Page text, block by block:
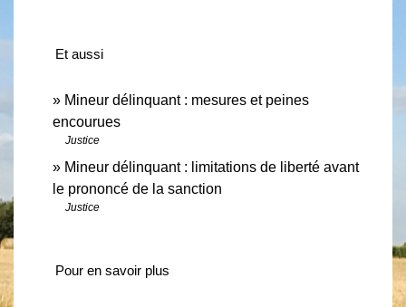
Et aussi
Mineur délinquant : mesures et peines
encourues
Justice
Mineur délinquant : limitations de liberté avant
le prononcé de la sanction
Justice
Pour en savoir plus